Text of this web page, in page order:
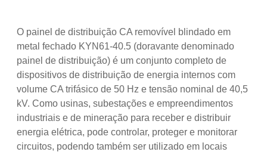
O painel de distribuição CA removível blindado em
metal fechado KYN61-40.5 (doravante denominado
painel de distribuição) é um conjunto completo de
dispositivos de distribuição de energia internos com
volume CA trifásico de 50 Hz e tensão nominal de 40,5
kV. Como usinas, subestações e empreendimentos
industriais e de mineração para receber e distribuir
energia elétrica, pode controlar, proteger e monitorar
circuitos, podendo também ser utilizado em locais